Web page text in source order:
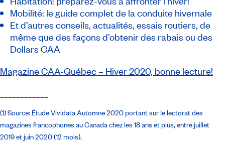
Mobilité: le guide complet de la conduite hivernale
Et d’autres conseils, actualités, essais routiers, de
même que des façons d’obtenir des rabais ou des
Dollars CAA
Magazine CAA-Québec – Hiver 2020, bonne lecture!
(1) Source: Étude Vividata Automne 2020 portant sur le lectorat des
magazines francophones au Canada chez les 18 ans et plus, entre juillet
2019 et juin 2020 (12 mois).